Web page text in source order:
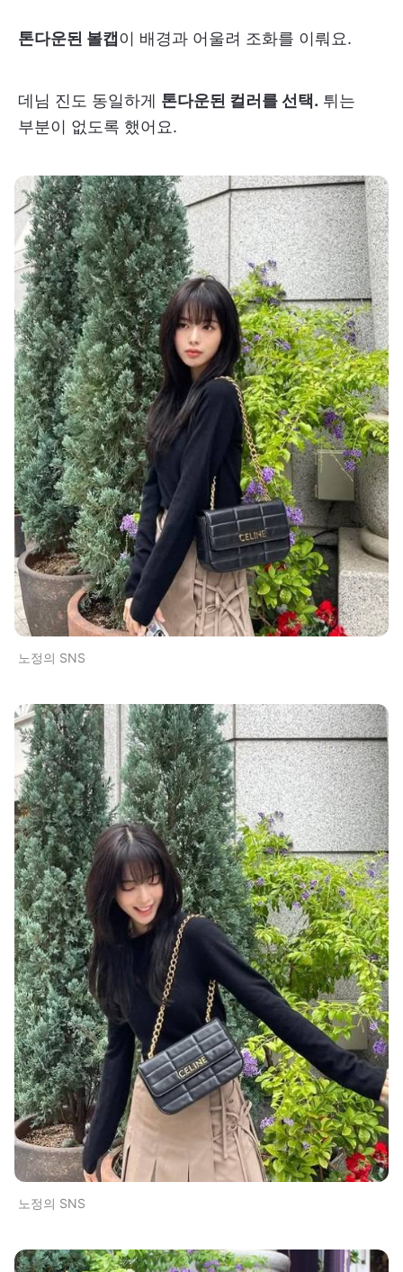
톤다운된 볼캡 이 배경과 어울려 조화를 이뤄요.
데님 진도 동일하게 톤다운된 컬러를 선택. 튀는
부분이 없도록 했어요.
노정의 SNS
노정의 SNS